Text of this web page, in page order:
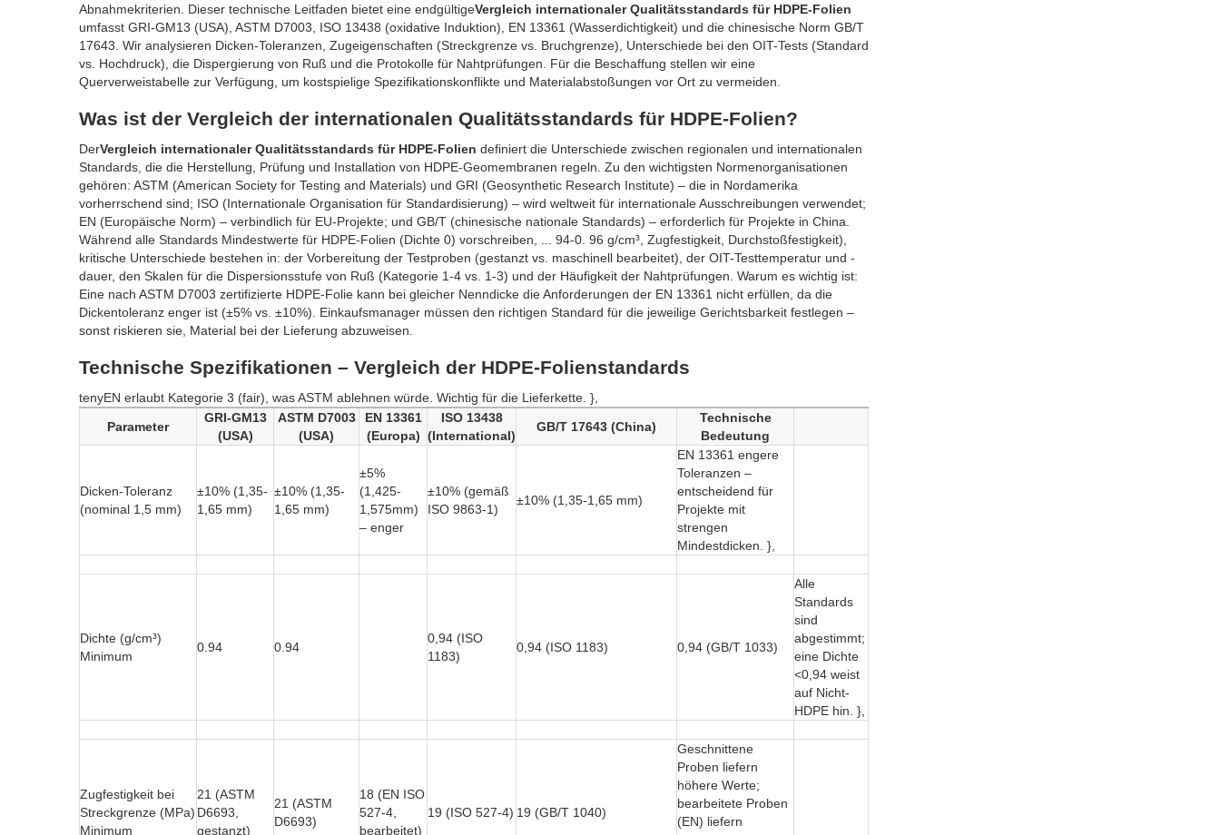
Abnahmekriterien. Dieser technische Leitfaden bietet eine endgültigeVergleich internationaler Qualitätsstandards für HDPE-Folien
umfasst GRI-GM13 (USA), ASTM D7003, ISO 13438 (oxidative Induktion), EN 13361 (Wasserdichtigkeit) und die chinesische Norm GB/T
17643. Wir analysieren Dicken-Toleranzen, Zugeigenschaften (Streckgrenze vs. Bruchgrenze), Unterschiede bei den OIT-Tests (Standard
vs. Hochdruck), die Dispergierung von Ruß und die Protokolle für Nahtprüfungen. Für die Beschaffung stellen wir eine
Querverweistabelle zur Verfügung, um kostspielige Spezifikationskonflikte und Materialabstoßungen vor Ort zu vermeiden.
Was ist der Vergleich der internationalen Qualitätsstandards für HDPE-Folien?
DerVergleich internationaler Qualitätsstandards für HDPE-Folien definiert die Unterschiede zwischen regionalen und internationalen
Standards, die die Herstellung, Prüfung und Installation von HDPE-Geomembranen regeln. Zu den wichtigsten Normenorganisationen
gehören: ASTM (American Society for Testing and Materials) und GRI (Geosynthetic Research Institute) – die in Nordamerika
vorherrschend sind; ISO (Internationale Organisation für Standardisierung) – wird weltweit für internationale Ausschreibungen verwendet;
EN (Europäische Norm) – verbindlich für EU-Projekte; und GB/T (chinesische nationale Standards) – erforderlich für Projekte in China.
Während alle Standards Mindestwerte für HDPE-Folien (Dichte 0) vorschreiben, ... 94-0. 96 g/cm³, Zugfestigkeit, Durchstoßfestigkeit),
kritische Unterschiede bestehen in: der Vorbereitung der Testproben (gestanzt vs. maschinell bearbeitet), der OIT-Testtemperatur und -
dauer, den Skalen für die Dispersionsstufe von Ruß (Kategorie 1-4 vs. 1-3) und der Häufigkeit der Nahtprüfungen. Warum es wichtig ist:
Eine nach ASTM D7003 zertifizierte HDPE-Folie kann bei gleicher Nenndicke die Anforderungen der EN 13361 nicht erfüllen, da die
Dickentoleranz enger ist (±5% vs. ±10%). Einkaufsmanager müssen den richtigen Standard für die jeweilige Gerichtsbarkeit festlegen –
sonst riskieren sie, Material bei der Lieferung abzuweisen.
Technische Spezifikationen – Vergleich der HDPE-Folienstandards
tenyEN erlaubt Kategorie 3 (fair), was ASTM ablehnen würde. Wichtig für die Lieferkette. },
Parameter
GRI-GM13
(USA)
ASTM D7003
(USA)
EN 13361
(Europa)
ISO 13438
(International)
GB/T 17643 (China)
Technische
Bedeutung
Dicken-Toleranz
(nominal 1,5 mm)
±10% (1,35-
1,65 mm)
±10% (1,35-
1,65 mm)
±5%
(1,425-
1,575mm)
– enger
±10% (gemäß
ISO 9863-1)
±10% (1,35-1,65 mm)
EN 13361 engere
Toleranzen –
entscheidend für
Projekte mit
strengen
Mindestdicken. },
Dichte (g/cm³)
Minimum
0.94 0.94
0,94 (ISO
1183)
0,94 (ISO 1183) 0,94 (GB/T 1033)
Alle
Standards
sind
abgestimmt;
eine Dichte
<0,94 weist
auf Nicht-
HDPE hin. },
Zugfestigkeit bei
Streckgrenze (MPa)
Minimum
21 (ASTM
D6693,
gestanzt)
21 (ASTM
D6693)
18 (EN ISO
527-4,
bearbeitet)
19 (ISO 527-4) 19 (GB/T 1040)
Geschnittene
Proben liefern
höhere Werte;
bearbeitete Proben
(EN) liefern